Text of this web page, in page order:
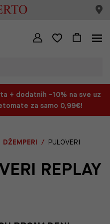
+ dodatnih -10% na sve uz
za samo 0,99€!
DŽEMPERI PULOVERI
REPLAY